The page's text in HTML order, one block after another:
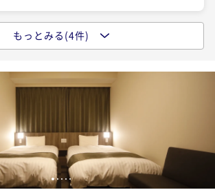
可 事前決済可
IN 15:00 - 29:00 OUT11:00
ポイント即利用で
¥ 28,880 ~
でととのう！】ドーミーインスタン
1名 ¥ 11,875 ~
アウト】22時間ステイプラン♪≪素
もっとみる(4件)
123 4 5